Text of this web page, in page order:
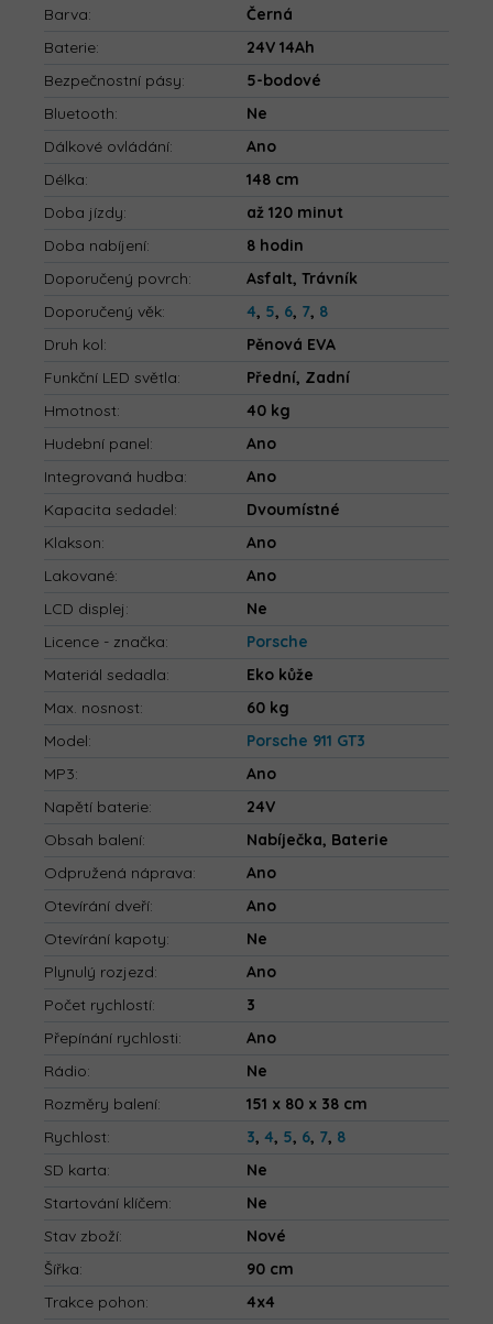
Barva:
Černá
Baterie:
24V 14Ah
Bezpečnostní pásy:
5-bodové
Bluetooth:
Ne
Dálkové ovládání:
Ano
Délka:
148 cm
Doba jízdy:
až 120 minut
Doba nabíjení:
8 hodin
Doporučený povrch:
Asfalt, Trávník
Doporučený věk: 4, 5, 6, 7, 8
Druh kol:
Pěnová EVA
Funkční LED světla:
Přední, Zadní
Hmotnost:
40 kg
Hudební panel:
Ano
Integrovaná hudba:
Ano
Kapacita sedadel:
Dvoumístné
Klakson:
Ano
Lakované:
Ano
LCD displej:
Ne
Licence - značka:
Porsche
Materiál sedadla:
Eko kůže
Max. nosnost:
60 kg
Model:
Porsche 911 GT3
MP3:
Ano
Napětí baterie:
24V
Obsah balení:
Nabíječka, Baterie
Odpružená náprava:
Ano
Otevírání dveří:
Ano
Otevírání kapoty:
Ne
Plynulý rozjezd:
Ano
Počet rychlostí:
3
Přepínání rychlosti:
Ano
Rádio:
Ne
Rozměry balení:
151 x 80 x 38 cm
Rychlost: 3, 4, 5, 6, 7, 8
SD karta:
Ne
Startování klíčem:
Ne
Stav zboží:
Nové
Šířka:
90 cm
Trakce pohon:
4x4